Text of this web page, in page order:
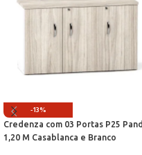
-13%
Credenza com 03 Portas P25
1,20 M Casablanca e Branco